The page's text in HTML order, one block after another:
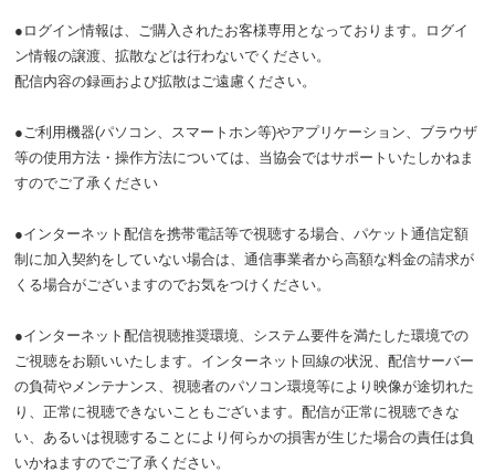
●ログイン情報は、ご購入されたお客様専用となっております。ログイ
ン情報の譲渡、拡散などは行わないでください。
配信内容の録画および拡散はご遠慮ください。
●ご利用機器(パソコン、スマートホン等)やアプリケーション、ブラウザ
等の使用方法・操作方法については、当協会ではサポートいたしかねま
すのでご了承ください
●インターネット配信を携帯電話等で視聴する場合、パケット通信定額
制に加入契約をしていない場合は、通信事業者から高額な料金の請求が
くる場合がございますのでお気をつけください。
●インターネット配信視聴推奨環境、システム要件を満たした環境での
ご視聴をお願いいたします。インターネット回線の状況、配信サーバー
の負荷やメンテナンス、視聴者のパソコン環境等により映像が途切れた
り、正常に視聴できないこともございます。配信が正常に視聴できな
い、あるいは視聴することにより何らかの損害が生じた場合の責任は負
いかねますのでご了承ください。